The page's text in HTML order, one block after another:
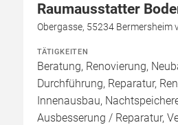
Raumausstatter
Obergasse, 55234
TÄTIGKEITEN
Beratung, Renovierung,
Durchführung, Reparatur,
Innenausbau,
Ausbesserung / Reparatur,